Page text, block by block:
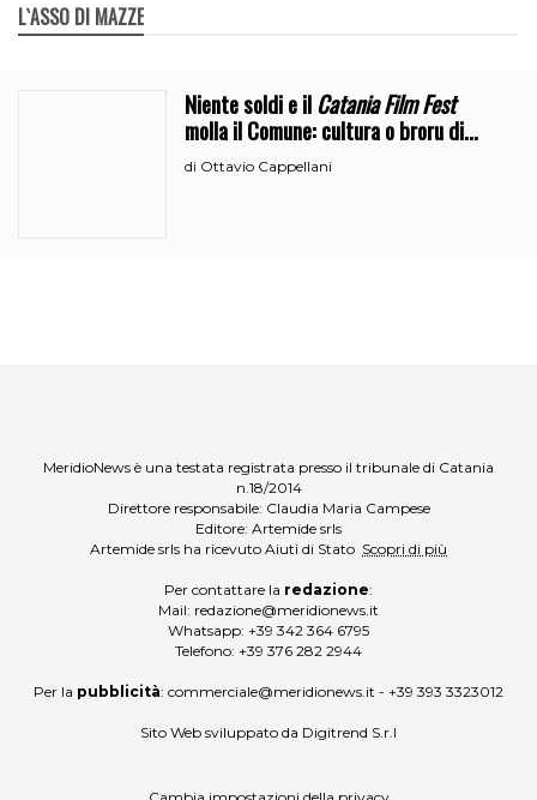
L`ASSO DI MAZZE
Niente soldi e ilCatania Film Fest
molla il Comune: cultura o broru di
ciciri?
di Ottavio Cappellani
MeridioNews è una testata registrata presso il tribunale di Catania
n.18/2014
Direttore responsabile: Claudia Maria Campese
Editore: Artemide srls
Artemide srls ha ricevuto Aiuti di Stato Scopri di più
Per contattare la redazione:
Mail: redazione@meridionews.it
Whatsapp: +39 342 364 6795
Telefono: +39 376 282 2944
Per la pubblicità: commerciale@meridionews.it - +39 393 3323012
Sito Web sviluppato da Digitrend S.r.l